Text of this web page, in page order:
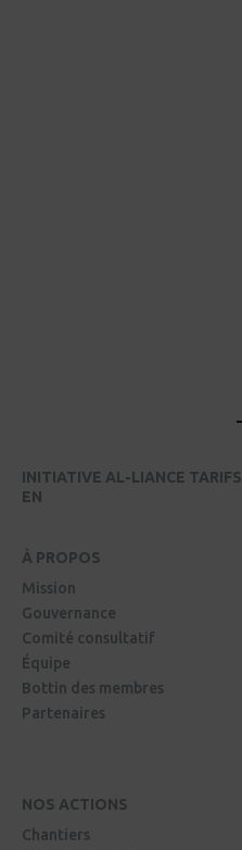
INITIATIVE AL-LIANCE TARIFS
EN
À PROPOS
Mission
Gouvernance
Comité consultatif
Équipe
Bottin des membres
Partenaires
NOS ACTIONS
Chantiers